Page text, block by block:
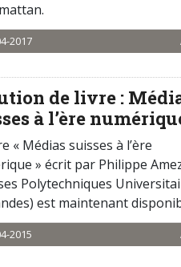
2017
de livre :
à l’ère
« Médias suisses à l’ère
» écrit par Philippe
Polytechniques
est maintenant
2015